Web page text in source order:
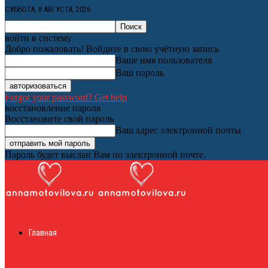
СУББОТА, 8 АВГУСТА, 2026
войти в систему
Добро пожаловать! Войдите в свою учётную запись
Ваше имя пользователя
Ваш пароль
Forgot your password? Get help
восстановление пароля
Восстановите свой пароль
Ваш адрес электронной почты
Пароль будет выслан Вам по электронной почте.
Главная